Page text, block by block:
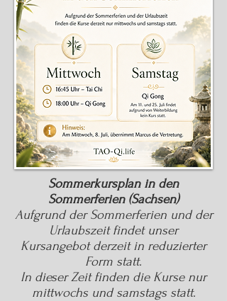
Sommerkursplan in den
Sommerferien (Sachsen)
Aufgrund der Sommerferien und der
Urlaubszeit findet unser
Kursangebot derzeit in reduzierter
Form statt.
In dieser Zeit finden die Kurse nur
mittwochs und samstags statt.